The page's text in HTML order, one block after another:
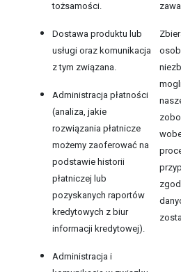
tożsamości.
Dostawa produktu lub
usługi oraz komunikacja
z tym związana.
Administracja płatności
(analiza, jakie
rozwiązania płatnicze
możemy zaoferować na
podstawie historii
płatniczej lub
pozyskanych raportów
kredytowych z biur
informacji kredytowej).
Administracja i